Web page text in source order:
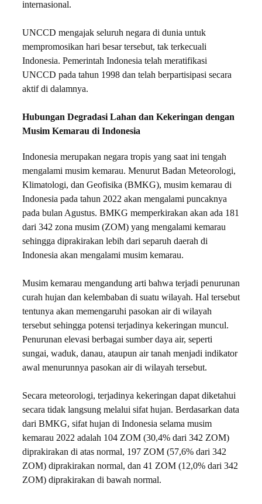
internasional.
UNCCD mengajak seluruh negara di dunia untuk
mempromosikan hari besar tersebut, tak terkecuali
Indonesia. Pemerintah Indonesia telah meratifikasi
UNCCD pada tahun 1998 dan telah berpartisipasi secara
aktif di dalamnya.
Hubungan Degradasi Lahan dan Kekeringan dengan
Musim Kemarau di Indonesia
Indonesia merupakan negara tropis yang saat ini tengah
mengalami musim kemarau. Menurut Badan Meteorologi,
Klimatologi, dan Geofisika (BMKG), musim kemarau di
Indonesia pada tahun 2022 akan mengalami puncaknya
pada bulan Agustus. BMKG memperkirakan akan ada 181
dari 342 zona musim (ZOM) yang mengalami kemarau
sehingga diprakirakan lebih dari separuh daerah di
Indonesia akan mengalami musim kemarau.
Musim kemarau mengandung arti bahwa terjadi penurunan
curah hujan dan kelembaban di suatu wilayah. Hal tersebut
tentunya akan memengaruhi pasokan air di wilayah
tersebut sehingga potensi terjadinya kekeringan muncul.
Penurunan elevasi berbagai sumber daya air, seperti
sungai, waduk, danau, ataupun air tanah menjadi indikator
awal menurunnya pasokan air di wilayah tersebut.
Secara meteorologi, terjadinya kekeringan dapat diketahui
secara tidak langsung melalui sifat hujan. Berdasarkan data
dari BMKG, sifat hujan di Indonesia selama musim
kemarau 2022 adalah 104 ZOM (30,4% dari 342 ZOM)
diprakirakan di atas normal, 197 ZOM (57,6% dari 342
ZOM) diprakirakan normal, dan 41 ZOM (12,0% dari 342
ZOM) diprakirakan di bawah normal.